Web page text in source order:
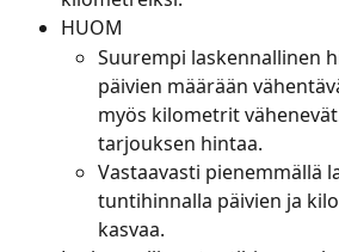
HUOM
Suurempi laskennallinen
päivien määrään
myös kilometrit
tarjouksen hintaa.
Vastaavasti pienemmällä
tuntihinnalla päivien ja
kasvaa.